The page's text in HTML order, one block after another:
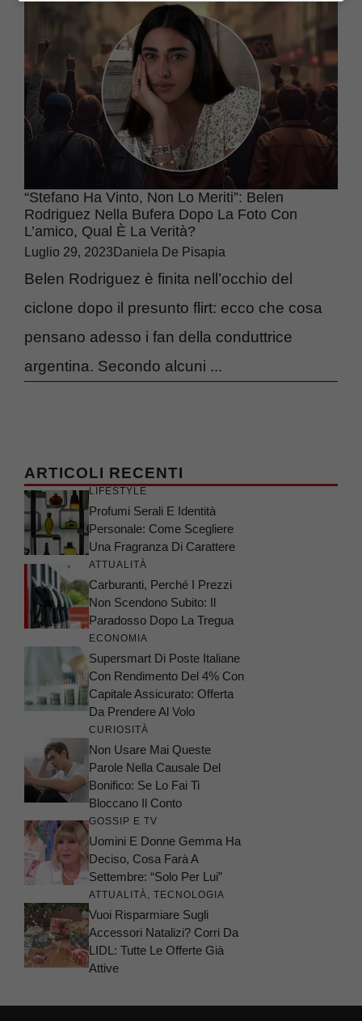
“Stefano Ha Vinto, Non Lo Meriti”: Belen
Rodriguez Nella Bufera Dopo La Foto Con
L’amico, Qual È La Verità?
Luglio 29, 2023 Daniela De Pisapia
Belen Rodriguez è finita nell’occhio del
ciclone dopo il presunto flirt: ecco che cosa
pensano adesso i fan della conduttrice
argentina. Secondo alcuni ...
ARTICOLI RECENTI
LIFESTYLE
Profumi Serali E Identità
Personale: Come Scegliere
Una Fragranza Di Carattere
ATTUALITÀ
Carburanti, Perché I Prezzi
Non Scendono Subito: Il
Paradosso Dopo La Tregua
ECONOMIA
Supersmart Di Poste Italiane
Con Rendimento Del 4% Con
Capitale Assicurato: Offerta
Da Prendere Al Volo
CURIOSITÀ
Non Usare Mai Queste
Parole Nella Causale Del
Bonifico: Se Lo Fai Ti
Bloccano Il Conto
GOSSIP E TV
Uomini E Donne Gemma Ha
Deciso, Cosa Farà A
Settembre: “Solo Per Lui”
ATTUALITÀ TECNOLOGIA
Vuoi Risparmiare Sugli
Accessori Natalizi? Corri Da
LIDL: Tutte Le Offerte Già
Attive